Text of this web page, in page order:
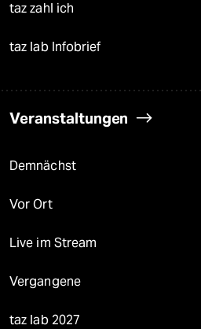
taz zahl ich
taz lab Infobrief
Veranstaltungen
Demnächst
Vor Ort
Live im Stream
Vergangene
taz lab 2027